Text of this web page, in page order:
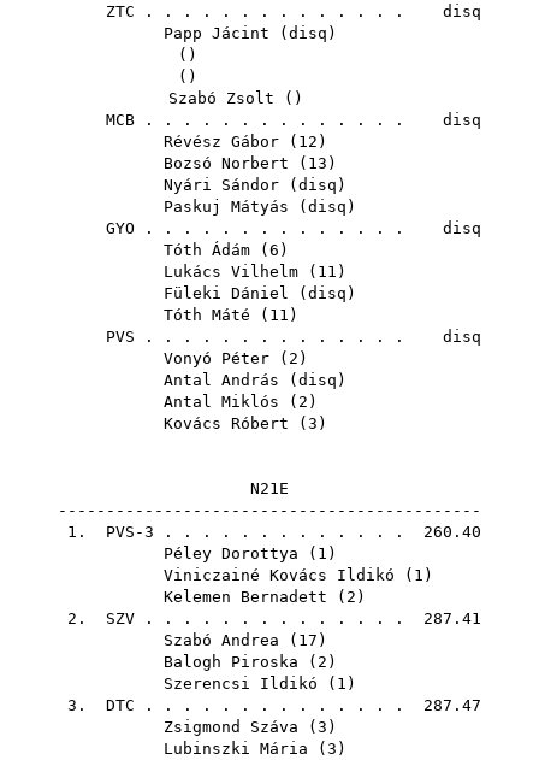
ZTC . . . . . . . . . . . . . . disq
Papp Jácint ( disq )
()
()
Szabó Zsolt ()
MCB . . . . . . . . . . . . . . disq
Révész Gábor ( 12 )
Bozsó Norbert ( 13 )
Nyári Sándor ( disq )
Paskuj Mátyás ( disq )
GYO . . . . . . . . . . . . . . disq
Tóth Ádám ( 6 )
Lukács Vilhelm ( 11 )
Füleki Dániel ( disq )
Tóth Máté ( 11 )
PVS . . . . . . . . . . . . . . disq
Vonyó Péter ( 2 )
Antal András ( disq )
Antal Miklós ( 2 )
Kovács Róbert ( 3 )
N21E
--------------------------------------------
1. PVS-3 . . . . . . . . . . . . . 260.40
Péley Dorottya ( 1 )
Viniczainé Kovács Ildikó ( 1 )
Kelemen Bernadett ( 2 )
2. SZV . . . . . . . . . . . . . . 287.41
Szabó Andrea ( 17 )
Balogh Piroska ( 2 )
Szerencsi Ildikó ( 1 )
3. DTC . . . . . . . . . . . . . . 287.47
Zsigmond Száva ( 3 )
Lubinszki Mária ( 3 )